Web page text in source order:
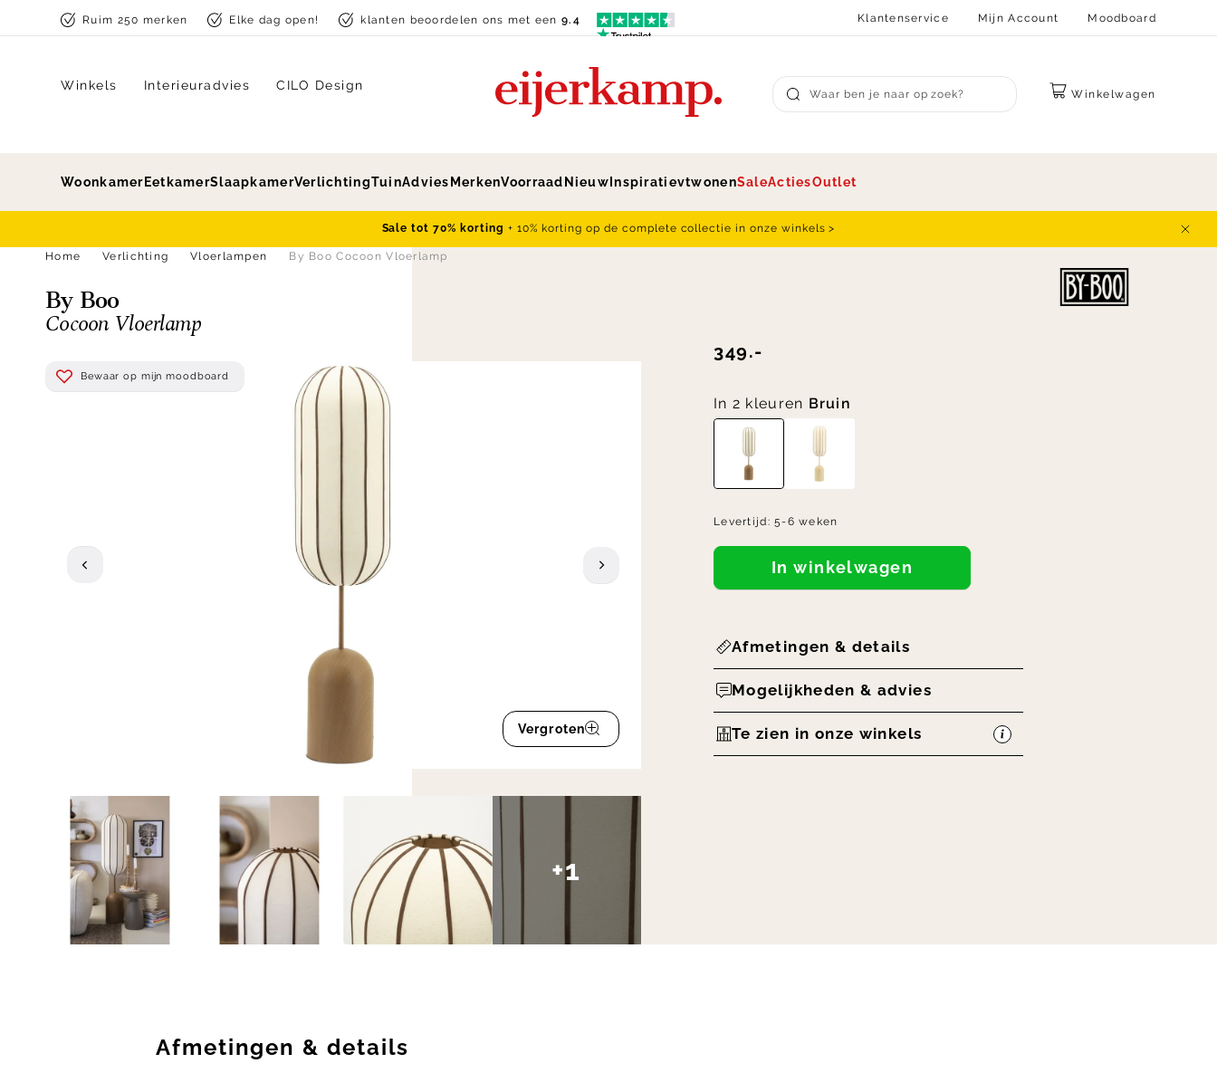
Skip to contentRuim 250 merken Elke dag open! klanten beoordelen ons met een9.4 Klantenservice Mijn Account Moodboard
Submit search
Winkelwagen
Winkels Interieuradvies CILO Design
Woonkamer EetkamerSlaapkamerVerlichtingTuinAdvies MerkenVoorraad Nieuw InspiratievtwonenSaleActiesOutlet
Sale tot 70% korting + 10% korting op de complete collectie in onze winkels >
Home
Verlichting Vloerlampen By Boo Cocoon Vloerlamp
By Boo
Cocoon Vloerlamp
Bewaar op mijn moodboard
Vergroten
+1
349.-
In 2 kleuren Bruin
Levertijd:5-6 weken
In winkelwagen
Afmetingen & details
Mogelijkheden & advies
Te zien in onze winkels
Afmetingen & details